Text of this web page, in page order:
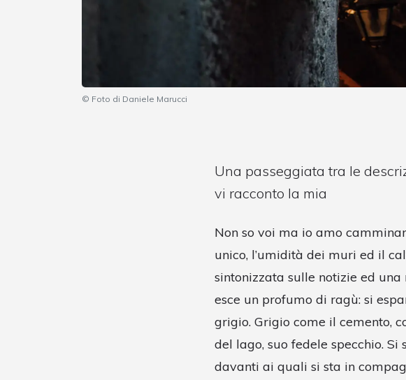
© Foto di Daniele Marucci
Una passeggiata tra le
vi racconto la mia
Non so voi ma io amo
unico, l’umidità dei muri ed il
sintonizzata sulle notizie ed
esce un profumo di ragù: si
grigio. Grigio come il cemento,
del lago, suo fedele specchio.
davanti ai quali si sta in